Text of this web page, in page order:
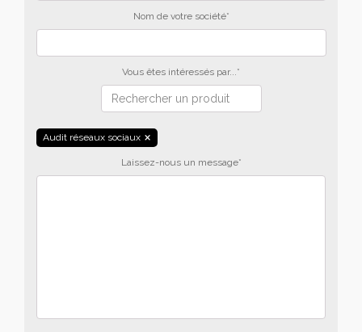
Nom de votre société*
Vous êtes intéressés par...*
Audit réseaux sociaux
Laissez-nous un message*